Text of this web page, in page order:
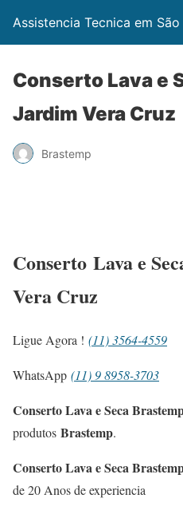
Assistencia Tecnica em São
Conserto Lava e
Jardim Vera Cruz
Brastemp
Conserto Lava e
Vera Cruz
Ligue Agora ! (11) 3564-4559
WhatsApp (11) 9 8958-3703
Conserto Lava e Seca
produtos Brastemp.
Conserto Lava e Seca
de 20 Anos de experiencia